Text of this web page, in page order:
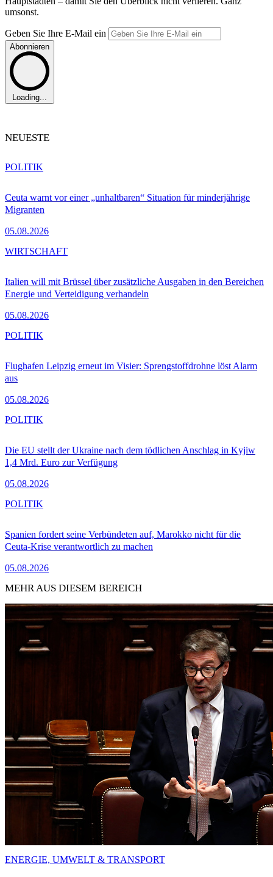
umsonst.
Geben Sie Ihre E-Mail ein
Abonnieren
Loading...
NEUESTE
Ceuta warnt vor einer „unhaltbaren“ Situation für minderjährige
Migranten
05.08.2026
POLITIK
Italien will mit Brüssel über zusätzliche Ausgaben in den Bereichen
Energie und Verteidigung verhandeln
05.08.2026
WIRTSCHAFT
Flughafen Leipzig erneut im Visier: Sprengstoffdrohne löst Alarm
aus
05.08.2026
POLITIK
Die EU stellt der Ukraine nach dem tödlichen Anschlag in Kyjiw
1,4 Mrd. Euro zur Verfügung
05.08.2026
POLITIK
Spanien fordert seine Verbündeten auf, Marokko nicht für die
Ceuta-Krise verantwortlich zu machen
05.08.2026
POLITIK
MEHR AUS DIESEM BEREICH
ENERGIE, UMWELT & TRANSPORT